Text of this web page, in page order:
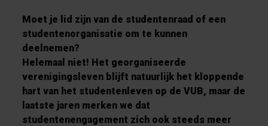
Moet je lid zijn van de studentenraad of een
studentenorganisatie om te kunnen
deelnemen?
Helemaal niet! Het georganiseerde
verenigingsleven blijft natuurlijk het kloppende
hart van het studentenleven op de VUB, maar de
laatste jaren merken we dat
studentenengagement zich ook steeds meer